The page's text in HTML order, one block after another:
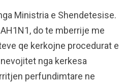
Ministria e Shendetesise.
do te mberrije me
qe kerkojne procedurat e
nga kerkesa
perfundimtare ne